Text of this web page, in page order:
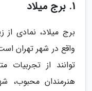
1. برج میلاد
برج میلاد، نمادی از
واقع در شهر تهران
توانند از تجربیات
هنرمندان محبوب،